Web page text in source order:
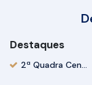
Destaques
2ª Quadra Centro